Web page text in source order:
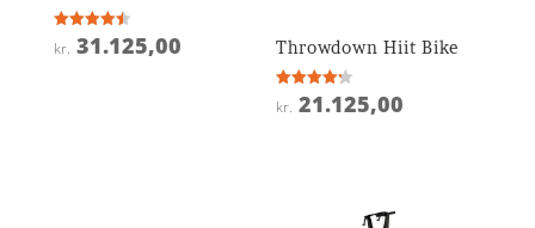
Vurderet
4.5
kr. 31.125,00 Throwdown Hiit Bike
Vurderet
4.2
kr. 21.125,00